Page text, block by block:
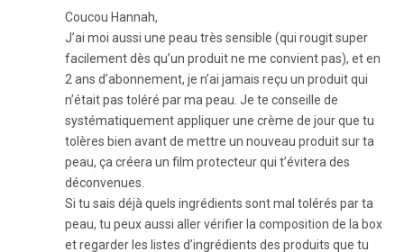
Coucou Hannah,
J’ai moi aussi une peau très sensible (qui rougit super
facilement dès qu’un produit ne me convient pas), et en
2 ans d’abonnement, je n’ai jamais reçu un produit qui
n’était pas toléré par ma peau. Je te conseille de
systématiquement appliquer une crème de jour que tu
tolères bien avant de mettre un nouveau produit sur ta
peau, ça créera un film protecteur qui t’évitera des
déconvenues.
Si tu sais déjà quels ingrédients sont mal tolérés par ta
peau, tu peux aussi aller vérifier la composition de la box
et regarder les listes d’ingrédients des produits que tu